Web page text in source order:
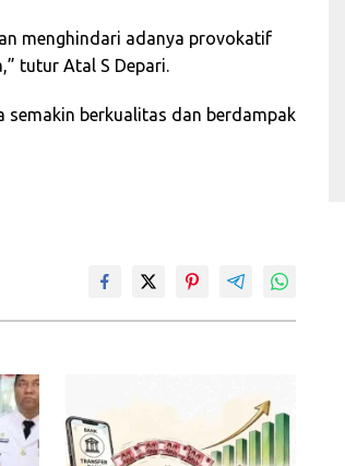
menghindari adanya provokatif
tutur Atal S Depari.
semakin berkualitas dan berdampak